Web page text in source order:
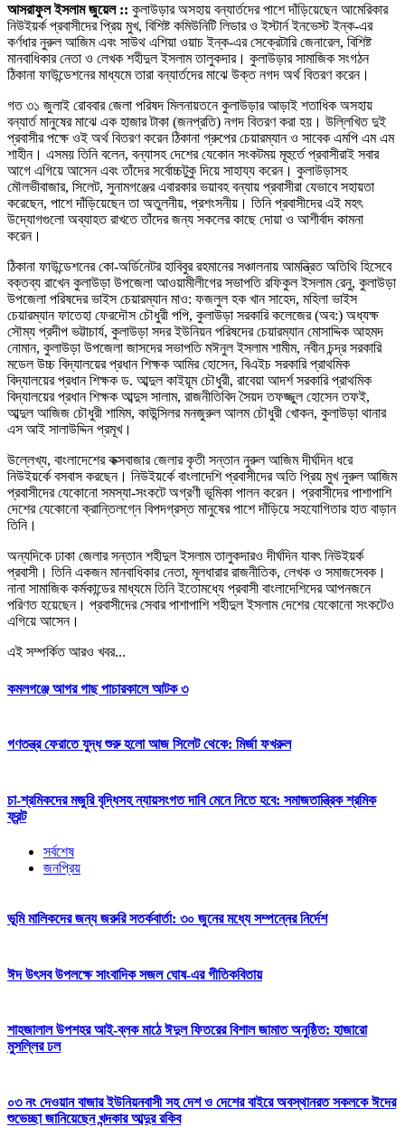
আসরাফুল ইসলাম জুয়েল :: কুলাউড়ার অসহায় বন্যার্তদের পাশে দাঁড়িয়েছেন আমেরিকার
নিউইয়র্ক প্রবাসীদের প্রিয় মুখ, বিশিষ্ট কমিউনিটি লিডার ও ইস্টার্ন ইনভেস্ট ইন্ক-এর
কর্ণধার নুরুল আজিম এবং সাউথ এশিয়া ওয়াচ ইন্ক-এর সেক্রেটারি জেনারেল, বিশিষ্ট
মানবাধিকার নেতা ও লেখক শহীদুল ইসলাম তালুকদার। কুলাউড়ার সামাজিক সংগঠন
ঠিকানা ফাউন্ডেশনের মাধ্যমে তারা বন্যার্তদের মাঝে উক্ত নগদ অর্থ বিতরণ করেন।
গত ৩১ জুলাই রোববার জেলা পরিষদ মিলনায়তনে কুলাউড়ার আড়াই শতাধিক অসহায়
বন্যার্ত মানুষের মাঝে এক হাজার টাকা (জনপ্রতি) নগদ বিতরণ করা হয়। উল্লিখিত দুই
প্রবাসীর পক্ষে ওই অর্থ বিতরণ করেন ঠিকানা গ্রুপের চেয়ারম্যান ও সাবেক এমপি এম এম
শাহীন। এসময় তিনি বলেন, বন্যাসহ দেশের যেকোন সংকটময় মূহুর্তে প্রবাসীরাই সবার
আগে এগিয়ে আসেন এবং তাঁদের সর্বোচ্চটুকু দিয়ে সাহায্য করেন। কুলাউড়াসহ
মৌলভীবাজার, সিলেট, সুনামগঞ্জের এবারকার ভয়াবহ বন্যায় প্রবাসীরা যেভাবে সহায়তা
করেছেন, পাশে দাঁড়িয়েছেন তা অতুলনীয়, প্রশংসনীয়। তিনি প্রবাসীদের এই মহৎ
উদ্যোগগুলো অব্যাহত রাখতে তাঁদের জন্য সকলের কাছে দোয়া ও আশীর্বাদ কামনা
করেন।
ঠিকানা ফাউন্ডেশনের কো-অর্ডিনেটর হাবিবুর রহমানের সঞ্চালনায় আমন্ত্রিত অতিথি হিসেবে
বক্তব্য রাখেন কুলাউড়া উপজেলা আওয়ামীলীগের সভাপতি রফিকুল ইসলাম রেনু, কুলাউড়া
উপজেলা পরিষদের ভাইস চেয়ারম্যান মাও: ফজলুল হক খান সাহেদ, মহিলা ভাইস
চেয়ারম্যান ফাতেহা ফেরদৌস চৌধুরী পপি, কুলাউড়া সরকারি কলেজের (অব:) অধ্যক্ষ
সৌম্য প্রদীপ ভট্টাচার্য, কুলাউড়া সদর ইউনিয়ন পরিষদের চেয়ারম্যান মোসাদ্দিক আহমদ
নোমান, কুলাউড়া উপজেলা জাসদের সভাপতি মঈনুল ইসলাম শামীম, নবীন চন্দ্র সরকারি
মডেল উচ্চ বিদ্যালয়ের প্রধান শিক্ষক আমির হোসেন, বিএইচ সরকারি প্রাথমিক
বিদ্যালয়ের প্রধান শিক্ষক ড. আব্দুল কাইয়ূম চৌধুরী, রাবেয়া আদর্শ সরকারি প্রাথমিক
বিদ্যালয়ের প্রধান শিক্ষক আব্দুস সালাম, রাজনীতিবিদ সৈয়দ তফজ্জুল হোসেন তফই,
আব্দুল আজিজ চৌধুরী শামিম, কাউন্সিলর মনজুরুল আলম চৌধুরী খোকন, কুলাউড়া থানার
এস আই সালাউদ্দিন প্রমূখ।
উল্লেখ্য, বাংলাদেশের কক্সবাজার জেলার কৃতী সন্তান নুরুল আজিম দীর্ঘদিন ধরে
নিউইয়র্কে বসবাস করছেন। নিউইয়র্কে বাংলাদেশি প্রবাসীদের অতি প্রিয় মুখ নুরুল আজিম
প্রবাসীদের যেকোনো সমস্যা-সংকটে অগ্রণী ভূমিকা পালন করেন। প্রবাসীদের পাশাপাশি
দেশের যেকোনো ক্রান্তিলগ্নে বিপদগ্রস্ত মানুষের পাশে দাঁড়িয়ে সহযোগিতার হাত বাড়ান
তিনি।
অন্যদিকে ঢাকা জেলার সন্তান শহীদুল ইসলাম তালুকদারও দীর্ঘদিন যাবৎ নিউইয়র্ক
প্রবাসী। তিনি একজন মানবাধিকার নেতা, মূলধারার রাজনীতিক, লেখক ও সমাজসেবক।
নানা সামাজিক কর্মকান্ডের মাধ্যমে তিনি ইতোমধ্যে প্রবাসী বাংলাদেশিদের আপনজনে
পরিণত হয়েছেন। প্রবাসীদের সেবার পাশাপাশি শহীদুল ইসলাম দেশের যেকোনো সংকটেও
এগিয়ে আসেন।
এই সম্পর্কিত আরও খবর...
কমলগঞ্জে আগর গাছ পাচারকালে আটক ৩
গণতন্ত্র ফেরাতে যুদ্ধ শুরু হলো আজ সিলেট থেকে: মির্জা ফখরুল
চা-শ্রমিকদের মজুরি বৃদ্ধিসহ ন্যায়সংগত দাবি মেনে নিতে হবে: সমাজতান্ত্রিক শ্রমিক
ফ্রন্ট
সর্বশেষ
জনপ্রিয়
ভূমি মালিকদের জন্য জরুরি সতর্কবার্তা: ৩০ জুনের মধ্যে সম্পন্নের নির্দেশ
ঈদ উৎসব উপলক্ষে সাংবাদিক সজল ঘোষ-এর গীতিকবিতায়
শাহজালাল উপশহর আই-ব্লক মাঠে ঈদুল ফিতরের বিশাল জামাত অনুষ্ঠিত: হাজারো
মুসল্লির ঢল
০৩ নং দেওয়ান বাজার ইউনিয়নবাসী সহ দেশ ও দেশের বাইরে অবস্থানরত সকলকে ঈদের
শুভেচ্ছা জানিয়েছেন খন্দকার আব্দুর রকিব